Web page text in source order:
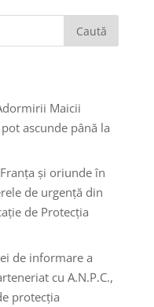
Caută
Maicii
ascunde până la
și oriunde în
de urgență din
de Protecția
de informare a
cu A.N.P.C.,
protecția